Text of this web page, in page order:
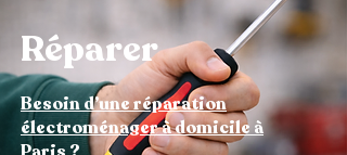
Réparer
Besoin d’une réparation
électroménager à domicile à